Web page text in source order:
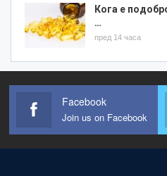
Кога е
…
пред 14 часа
Facebook
Join us on Facebook